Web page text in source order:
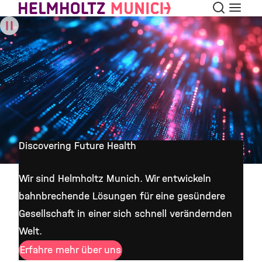
Skip to Content Suche
Discovering Future Health
Wir sind Helmholtz Munich. Wir entwickeln
bahnbrechende Lösungen für eine gesündere
Gesellschaft in einer sich schnell verändernden
Welt.
Erfahre mehr über uns